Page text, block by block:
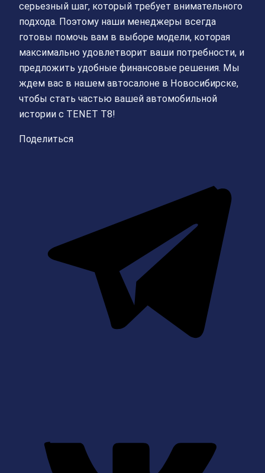
серьезный шаг, который требует внимательного
подхода. Поэтому наши менеджеры всегда
готовы помочь вам в выборе модели, которая
максимально удовлетворит ваши потребности, и
предложить удобные финансовые решения. Мы
ждем вас в нашем автосалоне в Новосибирске,
чтобы стать частью вашей автомобильной
истории с TENET T8!
Поделиться